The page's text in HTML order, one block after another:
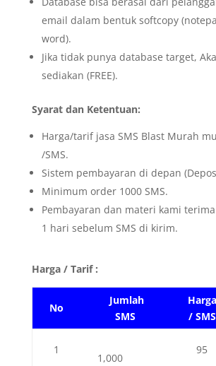
email dalam bentuk softcopy
word).
Jika tidak punya database target,
sediakan (FREE).
Syarat dan Ketentuan:
Harga/tarif jasa SMS Blast Murah
/SMS.
Sistem pembayaran di depan
Minimum order 1000 SMS.
Pembayaran dan materi kami
1 hari sebelum SMS di kirim.
Harga / Tarif :
No
Jumlah
SMS
Harga
/ SMS
1
1,000
95